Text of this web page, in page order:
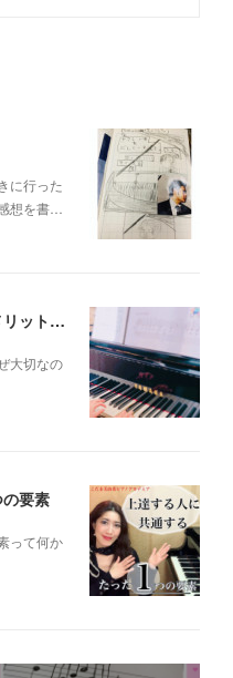
に行った
想を書…
【幼い頃からホンモノに触れるメリットとは？】
大切なの
要素
って何か